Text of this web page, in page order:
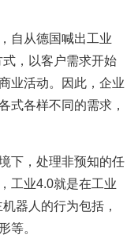
自从德国喊出工业
，以客户需求开始
业活动。因此，企业
式各样不同的需求，
下，处理非预知的任
工业4.0就是在工业
器人的行为包括，
等。